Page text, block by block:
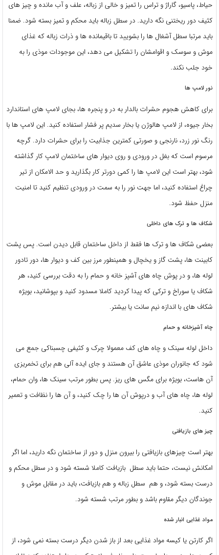
حیاط، پاسیو، گاراژ و تراس را تمیز و خالی از زباله، علف و آب مانده و چیز های
کثیف دور ریختنی نگه دارید. در سطل زباله باید محکم و تمیز بسته شود. ضمنا
باید مرتبا سطل آشغال ها را بشویید تا باقیمانده ها و ذرات زباله که غذای
موش و سوسک و اقوامشان را تشکیل می دهد، این موجودات موذی را به
خود جلب نکند.
نور لامپ ها
برای کاهش هجوم حشرات بالدار به در و پنجره ها، بجای لامپ های استاندارد
بخار جیوه، از لامپ هالوژن یا بخار سدیم پر فشار استفاده کنید. این لامپ ها با
رنگ نور زرد، نارنجی و صورتی کمترین جذابیت را برای حشرات دارد. گرچه
مرسوم است که بغل در ورودی و روی دیوار های ساختمان لامپ کار گذاشته
شود، بهتر است این لامپ ها را کمی دورتر کار بگذارید و حد الامکان از تیر
چراغ استفاده کنید، اما جهت نور را به سمت در ورودی تنظیم کنید تا امنیت
منزل حفظ شود.
شکاف ها و ترک های داخلی
بعضی شکاف ها و ترک ها فقط از داخل ساختمان قابل دیدن است. پس پشت
کابینت ها، پشت گاز و یخچال و همینطور مرز بین کف و دیوار ها، دور تادور
لوله ها، و در پوش چاه های آشپز خانه و حمام را به دقت بررسی کنید، هر
شکاف یا سوراخ و ترکی که پیدا کردید کاملا مسدود کنید و بپوشانید، بویژه
شکاف های با اندازه نیم سانت یا بیشتر.
چاه آشپزخانه و حمام
داخل لوله سینک و چاه های کف معمولا چرک و کثیفی چسبناکی جمع می
شود که جانوران موذی عاشق آن هستند و جای ایده آلی هم برای تخمریزی
آن هاست، بویژه برای مگس های ریز. پس بطور مرتب سینک ها، وان حمام،
لوله ها، چاه های آب و درپوش آن ها را چک کنید، و آن ها را نظافت و تعمیر
کنید.
چیز های بازیافتی
بهتر است چیزهای بازیافتی را بیرون منزل و دور از ساختمان نگه دارید، اما اگر
امکانش نیست، حتما باید سطل بازیافت کاملا شسته شود و در سطل محکم و
درست بسته شود، و هم سطل زباله و هم بازیافت، باید در مقابل موش و
جوندگان دیگر مقاوم باشد و بطور مرتب شسته شود.
مواد غذایی انبار شده
اگر کارتن یا کیسه مواد غذایی بعد از باز شدن دیگر درست بسته نمی شود، از